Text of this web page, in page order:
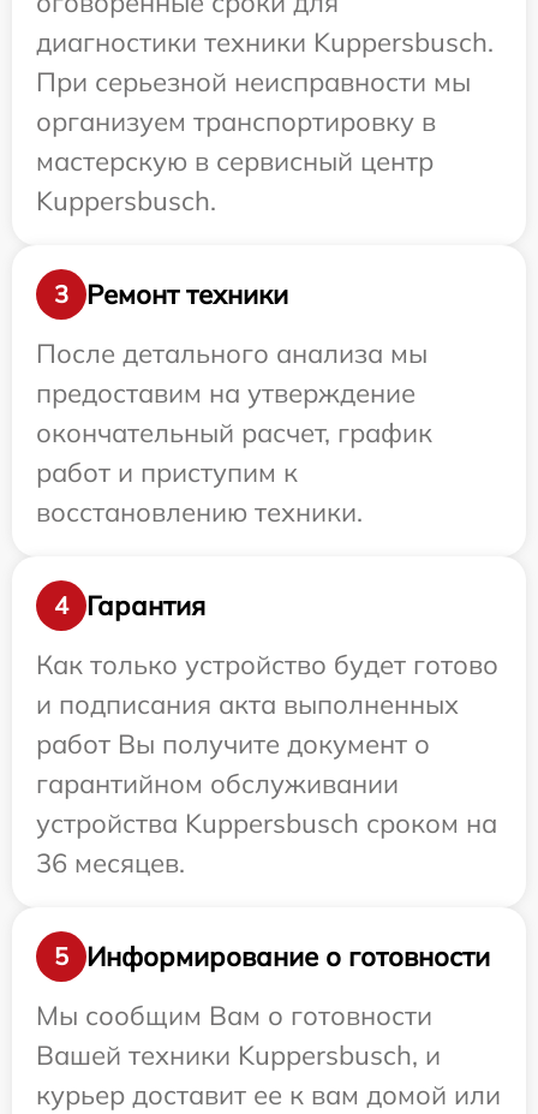
диагностики техники Kuppersbusch.
При серьезной неисправности мы
организуем транспортировку в
мастерскую в сервисный центр
Kuppersbusch.
3
Ремонт техники
После детального анализа мы
предоставим на утверждение
окончательный расчет, график
работ и приступим к
восстановлению техники.
4
Гарантия
Как только устройство будет готово
и подписания акта выполненных
работ Вы получите документ о
гарантийном обслуживании
устройства Kuppersbusch сроком на
36 месяцев.
5
Информирование о готовности
Мы сообщим Вам о готовности
Вашей техники Kuppersbusch, и
курьер доставит ее к вам домой или